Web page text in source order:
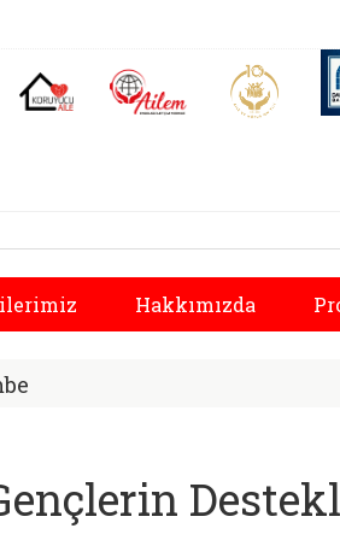
açılır)
144 (yeni sekmede açılır)
Koruyucu Aile (yeni sekmede açılır)
AİLEM İletişim Aile ve
Hakkımızda
İl